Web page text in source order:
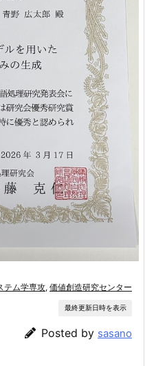
テム学専攻, 価値創造研究センター
最終更新日時を表示
Posted by sasano